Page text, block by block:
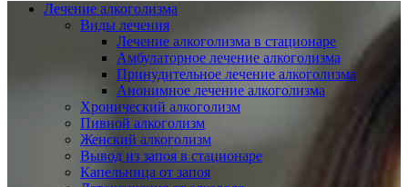
Лечение алкоголизма
Виды лечения
Лечение алкоголизма в стационаре
Амбулаторное лечение алкоголизма
Принудительное лечение алкоголизма
Анонимное лечение алкоголизма
Хронический алкоголизм
Пивной алкоголизм
Женский алкоголизм
Вывод из запоя в стационаре
Капельница от запоя